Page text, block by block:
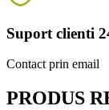
Suport clienti
Contact prin email
PRODUS